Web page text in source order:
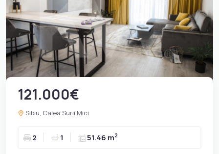
121.000€
Sibiu, Calea Surii Mici
2 1 51.46 m2